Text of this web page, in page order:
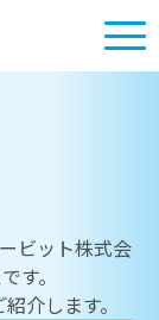
ビット株式会
す。
介します。